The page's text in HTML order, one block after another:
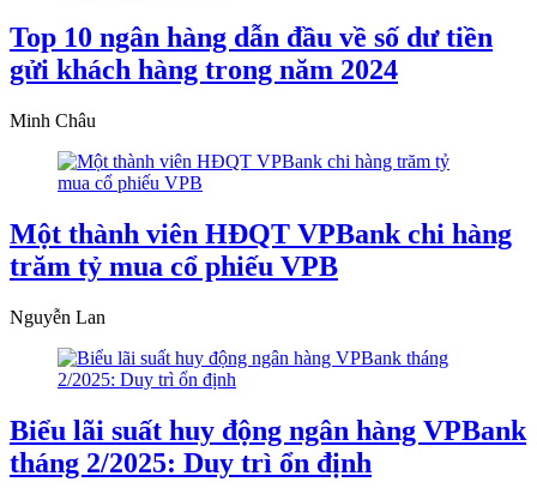
Top 10 ngân hàng dẫn đầu về số dư tiền
gửi khách hàng trong năm 2024
Minh Châu
Một thành viên HĐQT VPBank chi hàng
trăm tỷ mua cổ phiếu VPB
Nguyễn Lan
Biểu lãi suất huy động ngân hàng VPBank
tháng 2/2025: Duy trì ổn định